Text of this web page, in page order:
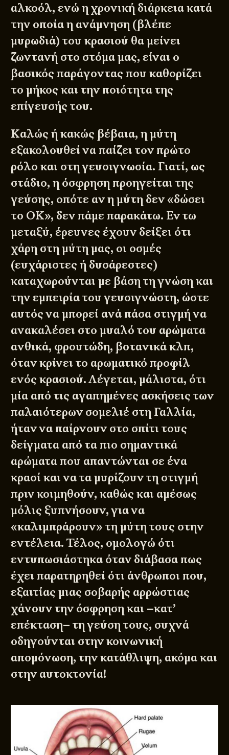
αλκοόλ, ενώ η χρονική διάρκεια κατά
την οποία η ανάμνηση (βλέπε
μυρωδιά) του κρασιού θα μείνει
ζωντανή στο στόμα μας, είναι ο
βασικός παράγοντας που καθορίζει
το μήκος και την ποιότητα της
επίγευσής του.
Καλώς ή κακώς βέβαια, η μύτη
εξακολουθεί να παίζει τον πρώτο
ρόλο και στη γευσιγνωσία. Γιατί, ως
στάδιο, η όσφρηση προηγείται της
γεύσης, οπότε αν η μύτη δεν «δώσει
το ΟΚ», δεν πάμε παρακάτω. Εν τω
μεταξύ, έρευνες έχουν δείξει ότι
χάρη στη μύτη μας, οι οσμές
(ευχάριστες ή δυσάρεστες)
καταχωρούνται με βάση τη γνώση και
την εμπειρία του γευσιγνώστη, ώστε
αυτός να μπορεί ανά πάσα στιγμή να
ανακαλέσει στο μυαλό του αρώματα
ανθικά, φρουτώδη, βοτανικά κλπ,
όταν κρίνει το αρωματικό προφίλ
ενός κρασιού. Λέγεται, μάλιστα, ότι
μία από τις αγαπημένες ασκήσεις των
παλαιότερων σομελιέ στη Γαλλία,
ήταν να παίρνουν στο σπίτι τους
δείγματα από τα πιο σημαντικά
αρώματα που απαντώνται σε ένα
κρασί και να τα μυρίζουν τη στιγμή
πριν κοιμηθούν, καθώς και αμέσως
μόλις ξυπνήσουν, για να
«καλιμπράρουν» τη μύτη τους στην
εντέλεια. Τέλος, ομολογώ ότι
εντυπωσιάστηκα όταν διάβασα πως
έχει παρατηρηθεί ότι άνθρωποι που,
εξαιτίας μιας σοβαρής αρρώστιας
χάνουν την όσφρηση και –κατ’
επέκταση– τη γεύση τους, συχνά
οδηγούνται στην κοινωνική
απομόνωση, την κατάθλιψη, ακόμα και
στην αυτοκτονία!